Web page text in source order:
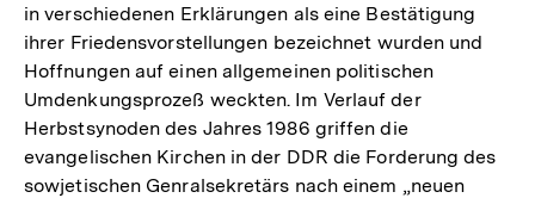
in verschiedenen Erklärungen als eine Bestätigung
ihrer Friedensvorstellungen bezeichnet wurden und
Hoffnungen auf einen allgemeinen politischen
Umdenkungsprozeß weckten. Im Verlauf der
Herbstsynoden des Jahres 1986 griffen die
evangelischen Kirchen in der DDR die Forderung des
sowjetischen Genralsekretärs nach einem „neuen